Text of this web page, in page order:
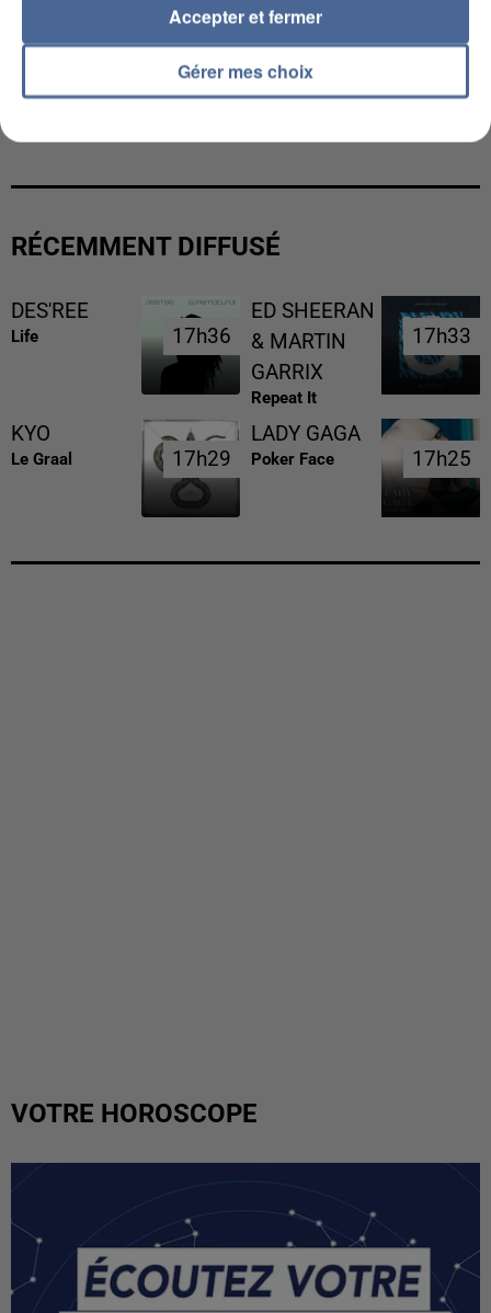
L’UN DES FONDATEURS SUPPOSÉS DE LA DZ
RÉCEMMENT DIFFUSÉ
DES'REE
Life 17h36
17h36
ED SHEERAN
& MARTIN
GARRIX
Repeat It
17h33
17h33
KYO
Le Graal 17h29
17h29
LADY GAGA
Poker Face 17h25
17h25
VOTRE HOROSCOPE
Gérer mes choix
Accepter et fermer